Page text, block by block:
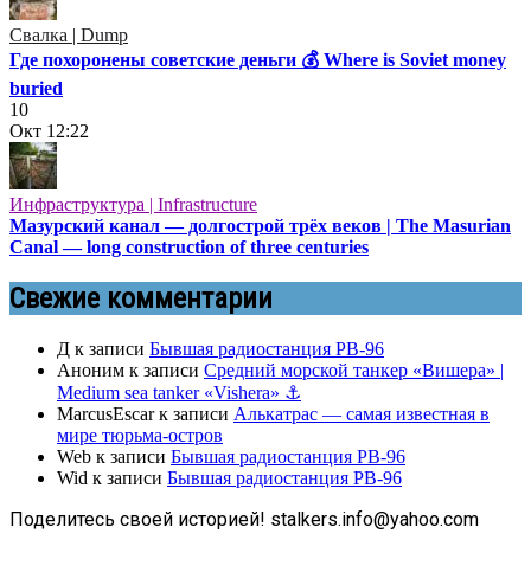
Свалка | Dump
Где похоронены советские деньги 💰 Where is Soviet money
buried
10
Окт 12:22
Инфраструктура | Infrastructure
Мазурский канал — долгострой трёх веков | The Masurian
Canal — long construction of three centuries
Свежие комментарии
Д к записи Бывшая радиостанция РВ-96
Аноним к записи Средний морской танкер «Вишера» |
Medium sea tanker «Vishera» ⚓
MarcusEscarк записи Алькатрас — самая известная в
мире тюрьма-остров
Web к записи Бывшая радиостанция РВ-96
Wid к записи Бывшая радиостанция РВ-96
Поделитесь своей историей! stalkers.info@yahoo.com